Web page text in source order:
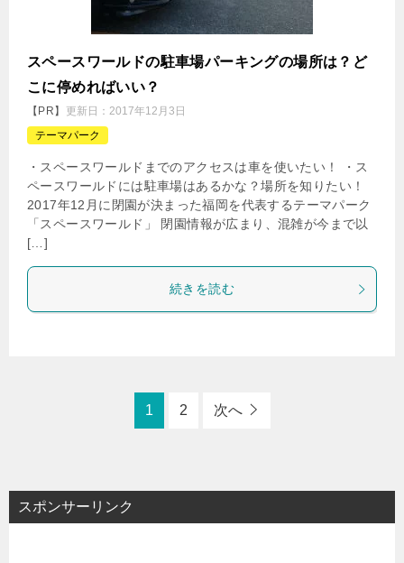
スペースワールドの駐車場パーキングの場所は？ど
こに停めればいい？
【PR】 更新日： 2017年12月3日
テーマパーク
・スペースワールドまでのアクセスは車を使いたい！ ・ス
ペースワールドには駐車場はあるかな？場所を知りたい！
2017年12月に閉園が決まった福岡を代表するテーマパーク
「スペースワールド」 閉園情報が広まり、混雑が今まで以
[…]
続きを読む
1 2 次へ
スポンサーリンク